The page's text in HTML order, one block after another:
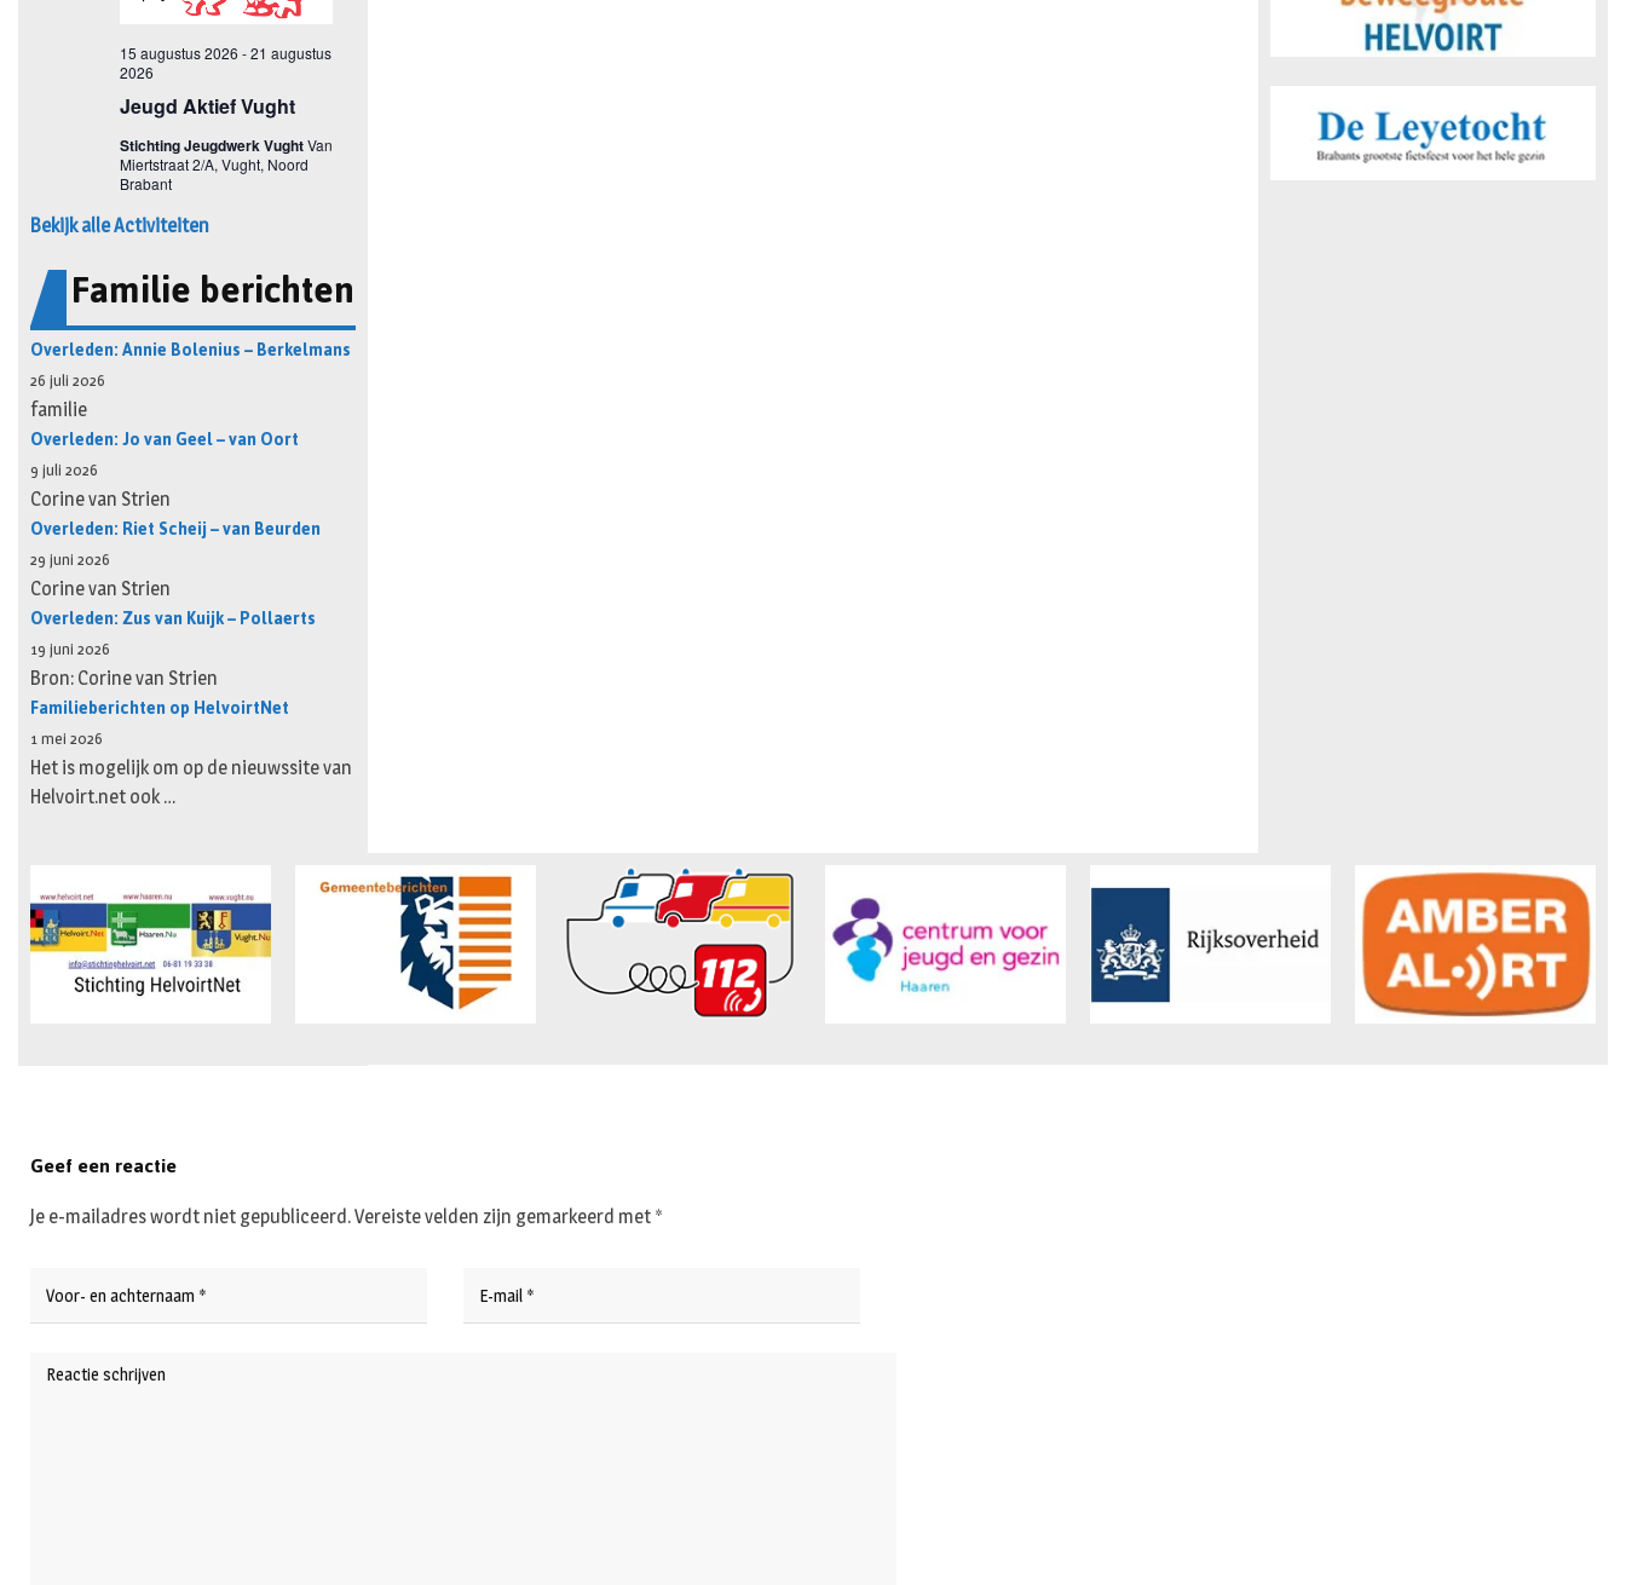
Bekijk alle Activiteiten
Familie berichten
Overleden: Annie Bolenius – Berkelmans
26 juli 2026
familie
Overleden: Jo van Geel – van Oort
9 juli 2026
Corine van Strien
Overleden: Riet Scheij – van Beurden
29 juni 2026
Corine van Strien
Overleden: Zus van Kuijk – Pollaerts
19 juni 2026
Bron: Corine van Strien
Familieberichten op HelvoirtNet
1 mei 2026
Het is mogelijk om op de nieuwssite van
Helvoirt.net ook …
Geef een reactie
Je e-mailadres wordt niet gepubliceerd.Vereiste velden zijn gemarkeerd met *